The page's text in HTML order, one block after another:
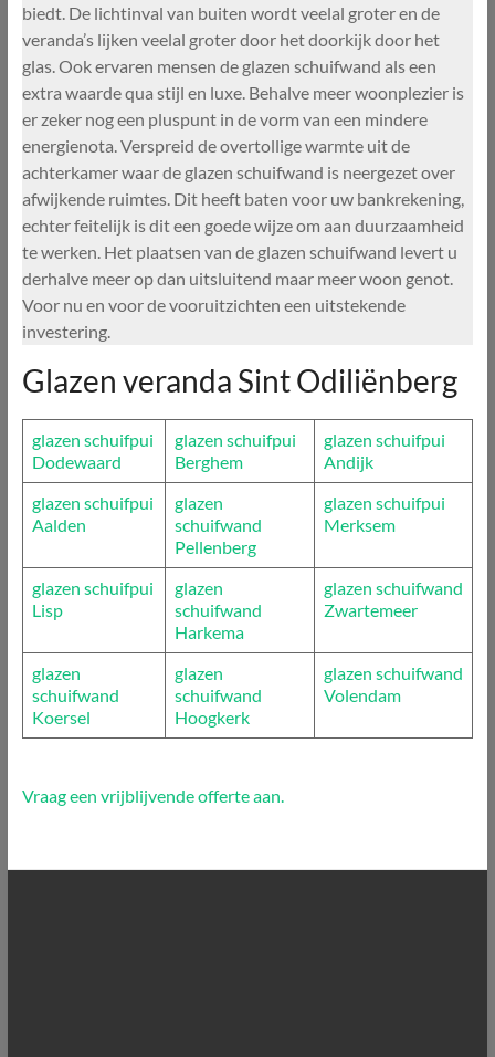
biedt. De lichtinval van buiten wordt veelal groter en de
veranda’s lijken veelal groter door het doorkijk door het
glas. Ook ervaren mensen de glazen schuifwand als een
extra waarde qua stijl en luxe. Behalve meer woonplezier is
er zeker nog een pluspunt in de vorm van een mindere
energienota. Verspreid de overtollige warmte uit de
achterkamer waar de glazen schuifwand is neergezet over
afwijkende ruimtes. Dit heeft baten voor uw bankrekening,
echter feitelijk is dit een goede wijze om aan duurzaamheid
te werken. Het plaatsen van de glazen schuifwand levert u
derhalve meer op dan uitsluitend maar meer woon genot.
Voor nu en voor de vooruitzichten een uitstekende
investering.
Glazen veranda Sint Odiliënberg
glazen schuifpui
Dodewaard
glazen schuifpui
Berghem
glazen schuifpui
Andijk
glazen schuifpui
Aalden
glazen
schuifwand
Pellenberg
glazen schuifpui
Merksem
glazen schuifpui
Lisp
glazen
schuifwand
Harkema
glazen schuifwand
Zwartemeer
glazen
schuifwand
Koersel
glazen
schuifwand
Hoogkerk
glazen schuifwand
Volendam
Vraag een vrijblijvende offerte aan.